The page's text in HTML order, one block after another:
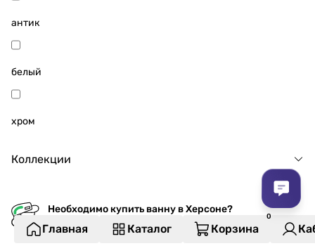
антик
белый
хром
Коллекции
Необходимо купить ванну в Херсоне?
подберем оптимальное решение
Главная Каталог Корзина